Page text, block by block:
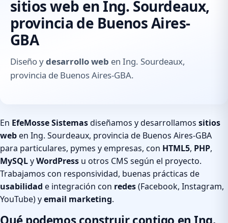
sitios web en Ing. Sourdeaux,
provincia de Buenos Aires-
GBA
Diseño ydesarrollo web en Ing. Sourdeaux,
provincia de Buenos Aires-GBA.
En EfeMosse Sistemasdiseñamos y desarrollamos sitios
weben Ing. Sourdeaux, provincia de Buenos Aires-GBA
para particulares, pymes y empresas, con HTML5, PHP,
MySQLyWordPress u otros CMS según el proyecto.
Trabajamos con responsividad, buenas prácticas de
usabilidad e integración con redes(Facebook, Instagram,
YouTube) yemail marketing.